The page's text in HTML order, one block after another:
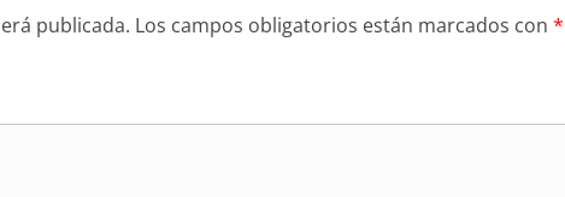
publicada. Los campos obligatorios están marcados con *